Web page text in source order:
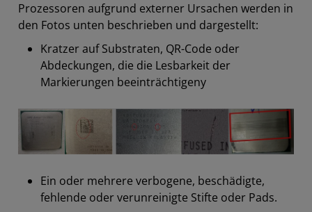
Prozessoren aufgrund externer Ursachen werden in
den Fotos unten beschrieben und dargestellt:
Kratzer auf Substraten, QR-Code oder
Abdeckungen, die die Lesbarkeit der
Markierungen beeinträchtigeny
Ein oder mehrere verbogene, beschädigte,
fehlende oder verunreinigte Stifte oder Pads.